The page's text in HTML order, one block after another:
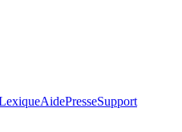
AidePresseSupport